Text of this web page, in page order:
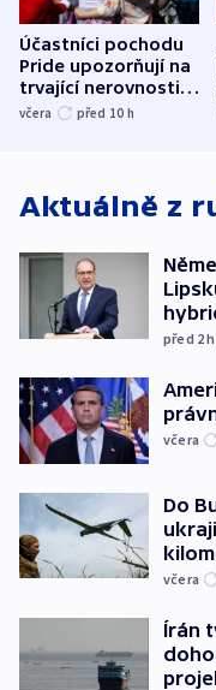
Účastníci pochodu
Pride upozorňují na
trvající nerovnosti i
společenskou
včera před 10 h
Aktuálně z
před 2h
včera
Do
včera
Írán